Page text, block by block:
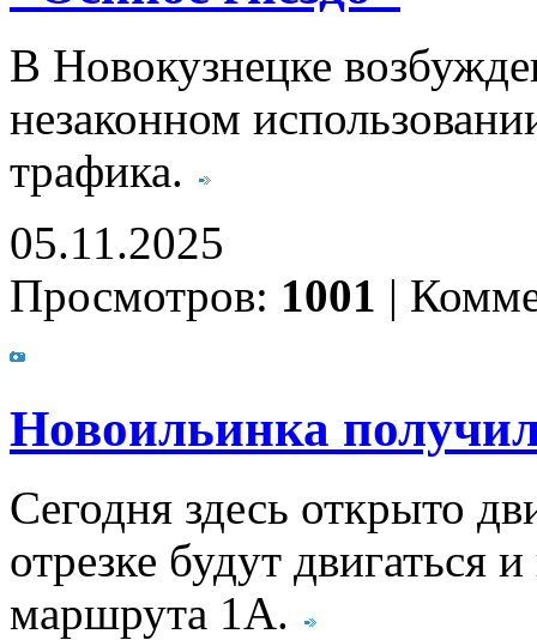
В Новокузнецке
незаконном
трафика.
05.11.2025
Просмотров: 1001 |
Новоильинка
Сегодня здесь открыто
отрезке будут двигаться
маршрута 1А.